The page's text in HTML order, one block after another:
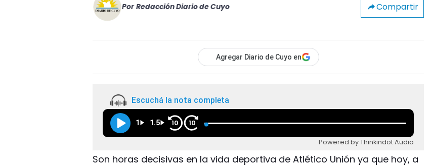
Por Redacción Diario de Cuyo Compartir
Agregar Diario de Cuyo en
Escuchá la nota completa
1 1.5 10 10
Powered by Thinkindot Audio
Son horas decisivas en la vida deportiva de Atlético Unión ya que hoy, a